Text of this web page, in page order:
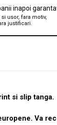
inapoi
usor, fara motiv,
justificari.
si slip tanga.
Va